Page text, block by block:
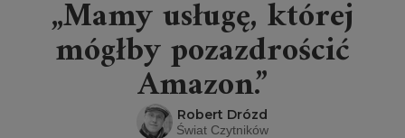
„Mamy usługę, której
mógłby pozazdrościć
Amazon.”
Robert Drózd
Świat Czytników